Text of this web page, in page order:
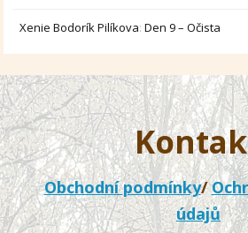
Xenie Bodorík Pilíkova:Den 9 – Očista
Obchodní podmínky/
údajů